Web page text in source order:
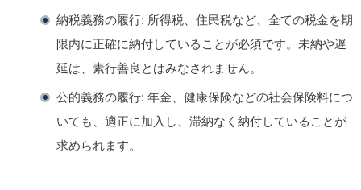
納税義務の履行: 所得税、住民税など、全ての税金を期
限内に正確に納付していることが必須です。未納や遅
延は、素行善良とはみなされません。
公的義務の履行: 年金、健康保険などの社会保険料につ
いても、適正に加入し、滞納なく納付していることが
求められます。